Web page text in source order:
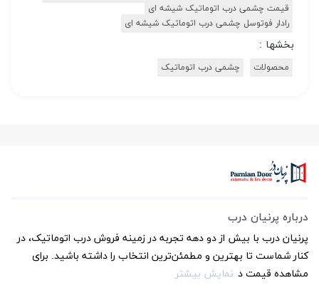
قیمت چشمی درب اتوماتیک شیشه ای
رادار فوتوسل چشمی درب اتوماتیک شیشه ای
بخشها :
محصولات چشمی درب اتوماتیک
درباره پرنیان درب
پرنیان درب با بیش از دو دهه تجربه در زمینه فروش درب اتوماتیک، در
کنار شماست تا بهترین و مطمئن‌ترین انتخاب را داشته باشید. برای
مشاهده قیمت د نمایش بیشتر